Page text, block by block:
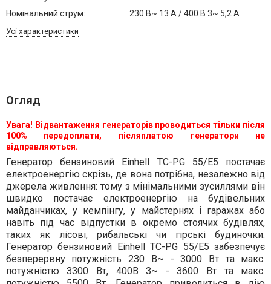
Номінальний струм:
230 В~ 13 А / 400 В 3~ 5,2 А
Усі характеристики
Огляд
Увага! Відвантаження генераторів проводиться тільки після
100% передоплати, післяплатою генератори не
відправляються.
Генератор бензиновий Einhell TC-PG 55/E5 постачає
електроенергію скрізь, де вона потрібна, незалежно від
джерела живлення: тому з мінімальними зусиллями він
швидко постачає електроенергію на будівельних
майданчиках, у кемпінгу, у майстернях і гаражах або
навіть під час відпустки в окремо стоячих будівлях,
таких як лісові, рибальські чи гірські будиночки.
Генератор бензиновий Einhell TC-PG 55/E5 забезпечує
безперервну потужність 230 В~ - 3000 Вт та макс.
потужністю 3300 Вт, 400В 3~ - 3600 Вт та макс.